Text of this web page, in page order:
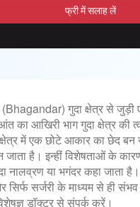
फ्री में सलाह लें
गुदा क्षेत्र से जुड़ी
आंत का आखिरी भाग गुदा क्षेत्र
में एक छोटे आकार का छेद बन
जाता है। इन्हीं विशेषताओं के
नालव्रण या भगंदर कहा जाता
सिर्फ सर्जरी के माध्यम से ही
डॉक्टर से संपर्क करें।